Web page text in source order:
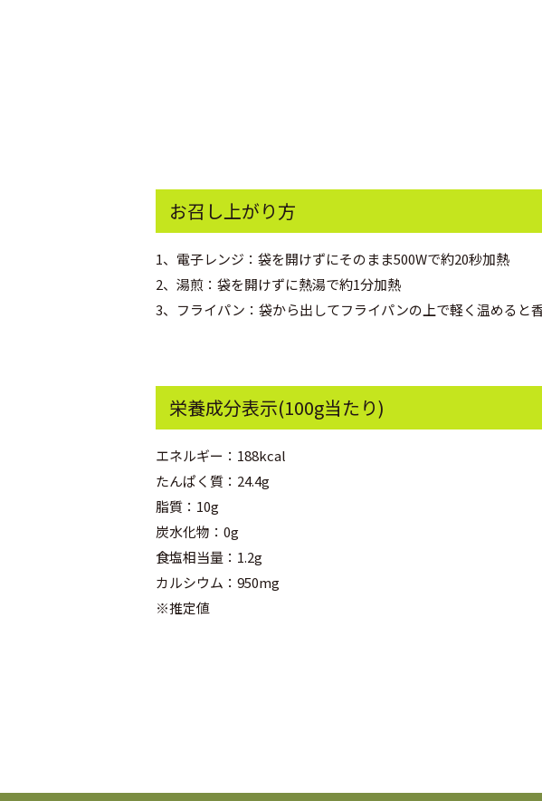
お召し上がり方
1、電子レンジ：袋を開けずにそのまま500Wで約20秒加熱
2、湯煎：袋を開けずに熱湯で約1分加熱
3、フライパン：袋から出してフライパンの上で軽く温めると
栄養成分表示(100g当たり)
エネルギー：188kcal
たんぱく質：24.4g
脂質：10g
炭水化物：0g
食塩相当量：1.2g
カルシウム：950mg
※推定値